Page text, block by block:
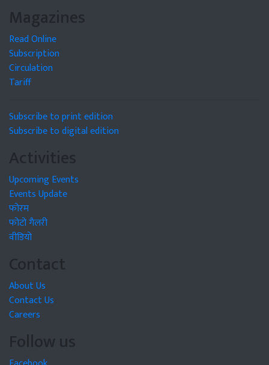
Magazines
Read Online
Subscription
Circulation
Tariff
Subscribe to print edition
Subscribe to digital edition
Activities
Upcoming Events
Events Update
फोरम
फोटो गैलरी
वीडियो
Contact
About Us
Contact Us
Careers
Follow us